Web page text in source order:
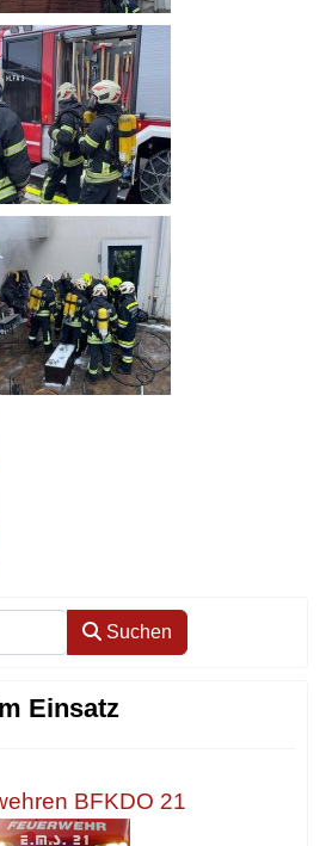
Suchen
Einsatz
BFKDO 21